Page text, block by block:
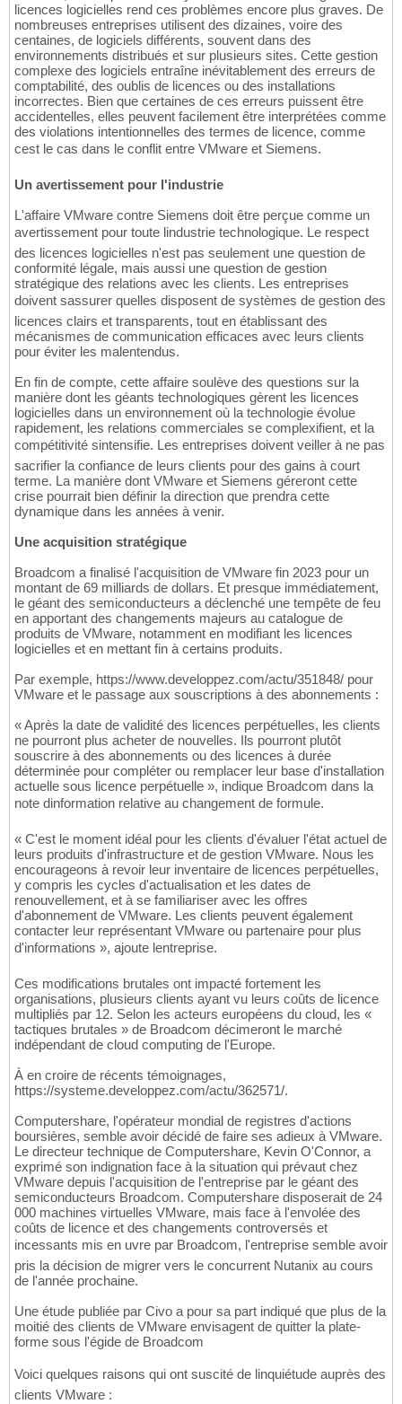
licences logicielles rend ces problèmes encore plus graves. De
nombreuses entreprises utilisent des dizaines, voire des
centaines, de logiciels différents, souvent dans des
environnements distribués et sur plusieurs sites. Cette gestion
complexe des logiciels entraîne inévitablement des erreurs de
comptabilité, des oublis de licences ou des installations
incorrectes. Bien que certaines de ces erreurs puissent être
accidentelles, elles peuvent facilement être interprétées comme
des violations intentionnelles des termes de licence, comme
cest le cas dans le conflit entre VMware et Siemens.
Un avertissement pour l'industrie
L'affaire VMware contre Siemens doit être perçue comme un
avertissement pour toute lindustrie technologique. Le respect
des licences logicielles n'est pas seulement une question de
conformité légale, mais aussi une question de gestion
stratégique des relations avec les clients. Les entreprises
doivent sassurer quelles disposent de systèmes de gestion des
licences clairs et transparents, tout en établissant des
mécanismes de communication efficaces avec leurs clients
pour éviter les malentendus.
En fin de compte, cette affaire soulève des questions sur la
manière dont les géants technologiques gèrent les licences
logicielles dans un environnement où la technologie évolue
rapidement, les relations commerciales se complexifient, et la
compétitivité sintensifie. Les entreprises doivent veiller à ne pas
sacrifier la confiance de leurs clients pour des gains à court
terme. La manière dont VMware et Siemens géreront cette
crise pourrait bien définir la direction que prendra cette
dynamique dans les années à venir.
Une acquisition stratégique
Broadcom a finalisé l'acquisition de VMware fin 2023 pour un
montant de 69 milliards de dollars. Et presque immédiatement,
le géant des semiconducteurs a déclenché une tempête de feu
en apportant des changements majeurs au catalogue de
produits de VMware, notamment en modifiant les licences
logicielles et en mettant fin à certains produits.
Par exemple, https://www.developpez.com/actu/351848/ pour
VMware et le passage aux souscriptions à des abonnements :
« Après la date de validité des licences perpétuelles, les clients
ne pourront plus acheter de nouvelles. Ils pourront plutôt
souscrire à des abonnements ou des licences à durée
déterminée pour compléter ou remplacer leur base d'installation
actuelle sous licence perpétuelle », indique Broadcom dans la
note dinformation relative au changement de formule.
« C'est le moment idéal pour les clients d'évaluer l'état actuel de
leurs produits d'infrastructure et de gestion VMware. Nous les
encourageons à revoir leur inventaire de licences perpétuelles,
y compris les cycles d'actualisation et les dates de
renouvellement, et à se familiariser avec les offres
d'abonnement de VMware. Les clients peuvent également
contacter leur représentant VMware ou partenaire pour plus
d'informations », ajoute lentreprise.
Ces modifications brutales ont impacté fortement les
organisations, plusieurs clients ayant vu leurs coûts de licence
multipliés par 12. Selon les acteurs européens du cloud, les «
tactiques brutales » de Broadcom décimeront le marché
indépendant de cloud computing de l'Europe.
À en croire de récents témoignages,
https://systeme.developpez.com/actu/362571/.
Computershare, l'opérateur mondial de registres d'actions
boursières, semble avoir décidé de faire ses adieux à VMware.
Le directeur technique de Computershare, Kevin O'Connor, a
exprimé son indignation face à la situation qui prévaut chez
VMware depuis l'acquisition de l'entreprise par le géant des
semiconducteurs Broadcom. Computershare disposerait de 24
000 machines virtuelles VMware, mais face à l'envolée des
coûts de licence et des changements controversés et
incessants mis en uvre par Broadcom, l'entreprise semble avoir
pris la décision de migrer vers le concurrent Nutanix au cours
de l'année prochaine.
Une étude publiée par Civo a pour sa part indiqué que plus de la
moitié des clients de VMware envisagent de quitter la plate-
forme sous l'égide de Broadcom
Voici quelques raisons qui ont suscité de linquiétude auprès des
clients VMware :